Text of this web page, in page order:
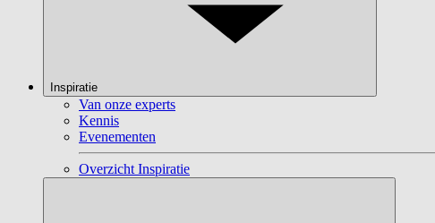
Inspiratie
Van onze experts
Kennis
Evenementen
Overzicht Inspiratie